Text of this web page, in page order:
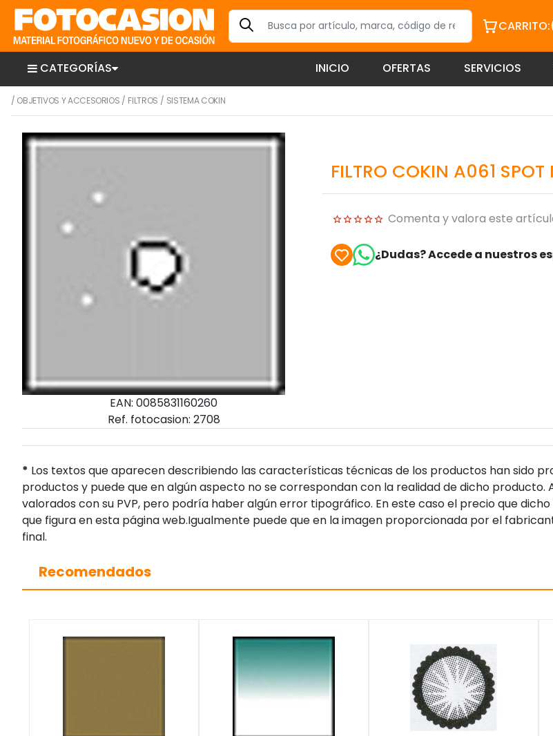
CARRITO:
CATEGORÍAS INICIO OFERTAS SERVICIOS
/ OBJETIVOS Y ACCESORIOS / FILTROS / SISTEMA COKIN
EAN: 0085831160260
Ref. fotocasion: 2708
FILTRO COKIN A061
Comenta y valora este
¿Dudas? Accede a nuestros
* Los textos que aparecen describiendo las características técnicas de los productos han sido
productos y puede que en algún aspecto no se correspondan con la realidad de dicho
valorados con su PVP, pero podría haber algún error tipográfico. En este caso el precio que
que figura en esta página web.Igualmente puede que en la imagen proporcionada por el
final.
Recomendados